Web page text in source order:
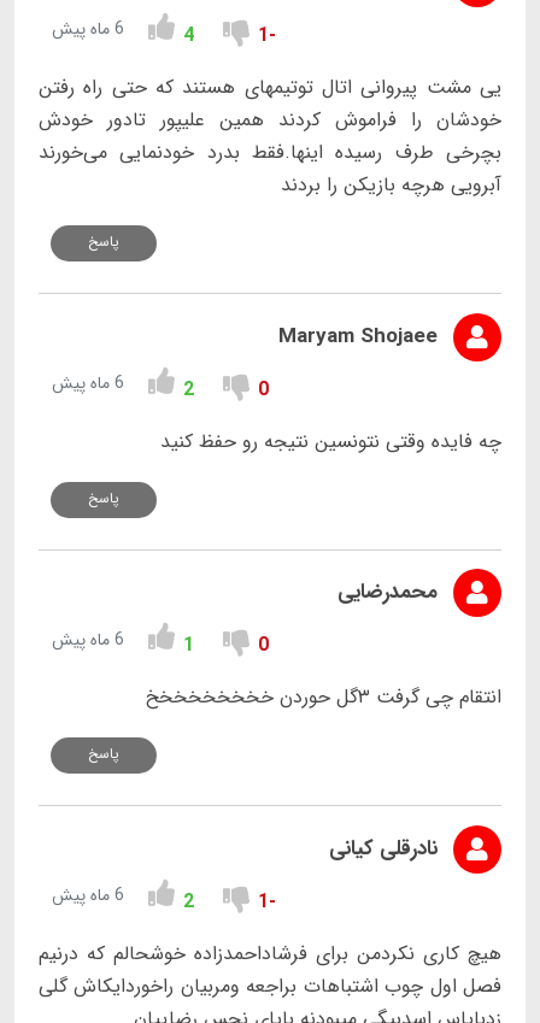
-1
4 6 ماه پیش
یی مشت پیروانی اتال توتیمهای هستند که حتی راه رفتن
خودشان را فراموش کردند همین علیپور تادور خودش
بچرخی طرف رسیده اینها.فقط بدرد خودنمایی می‌خورند
آبرویی هرچه بازیکن را بردند
پاسخ
Maryam Shojaee
0
2 6 ماه پیش
چه فایده وقتی نتونسین نتیجه رو حفظ کنید
پاسخ
محمدرضایی
0
1 6 ماه پیش
انتقام چی گرفت ۳گل حوردن خخخخخخخخخ
پاسخ
نادرقلی کیانی
-1
2 6 ماه پیش
هیچ کاری نکردمن برای فرشاداحمدزاده خوشحالم که درنیم
فصل اول چوب اشتباهات براجعه ومربیان راخوردایکاش گلی